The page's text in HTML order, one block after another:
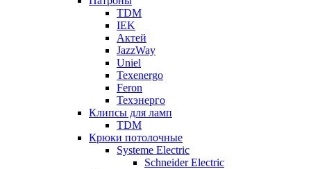
TDM
IEK
Актей
JazzWay
Uniel
Texenergo
Feron
Техэнерго
Клипсы для ламп
TDM
Крюки потолочные
Systeme Electric
Schneider Electric